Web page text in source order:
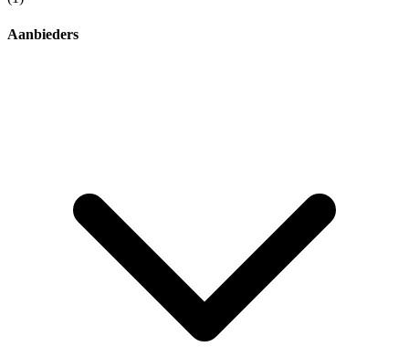
Aanbieders